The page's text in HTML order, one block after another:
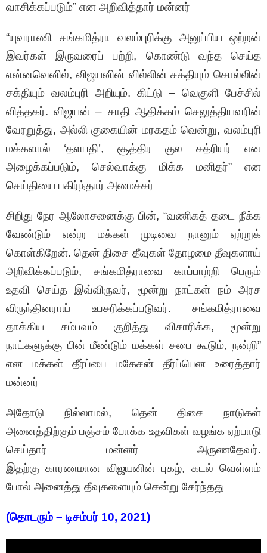
வாசிக்கப்படும்” என அறிவித்தார் மன்னர்
“யுவராணி சங்கமித்ரா வலம்புரிக்கு அனுப்பிய ஒற்றன்
இவர்கள் இருவரைப் பற்றி, கொண்டு வந்த செய்த
என்னவெனில், விஜயனின் வில்லின் சக்தியும் சொல்லின்
சக்தியும் வலம்புரி அறியும். கிட்டு – வெகுளி பேச்சில்
வித்தகர். விஜயன் – சாதி ஆதிக்கம் செலுத்தியவரின்
வேரறுத்து, அல்லி குகையின் மரகதம் வென்று, வலம்புரி
மக்களால் ‘தளபதி’, சூத்திர குல சத்ரியர் என
அழைக்கப்படும், செல்வாக்கு மிக்க மனிதர்” என
செய்தியை பகிர்ந்தார் அமைச்சர்
சிறிது நேர ஆலோசனைக்கு பின், “வணிகத் தடை நீக்க
வேண்டும் என்ற மக்கள் முடிவை நானும் ஏற்றுக்
கொள்கிறேன். தென் திசை தீவுகள் தோழமை தீவுகளாய்
அறிவிக்கப்படும், சங்கமித்ராவை காப்பாற்றி பெரும்
உதவி செய்த இவ்விருவர், மூன்று நாட்கள் நம் அரச
விருந்தினராய் உபசரிக்கப்படுவர். சங்கமித்ராவை
தாக்கிய சம்பவம் குறித்து விசாரிக்க, மூன்று
நாட்களுக்கு பின் மீண்டும் மக்கள் சபை கூடும், நன்றி”
என மக்கள் தீர்ப்பை மகேசன் தீர்ப்பென உரைத்தார்
மன்னர்
அதோடு நில்லாமல், தென் திசை நாடுகள்
அனைத்திற்கும் பஞ்சம் போக்க உதவிகள் வழங்க ஏற்பாடு
செய்தார் மன்னர் அருணதேவர்.
இதற்கு காரணமான விஜயனின் புகழ், கடல் வெள்ளம்
போல் அனைத்து தீவுகளையும் சென்று சேர்ந்தது
(தொடரும் – டிசம்பர் 10, 2021)